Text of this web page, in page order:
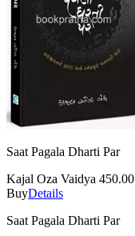
Saat Pagala Dharti Par
Kajal Oza Vaidya 450.00
BuyDetails
Saat Pagala Dharti Par